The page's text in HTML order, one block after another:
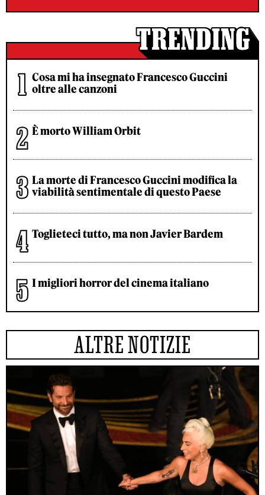
Cosa mi ha insegnato Francesco Guccini
oltre alle canzoni
È morto William Orbit
La morte di Francesco Guccini modifica la
viabilità sentimentale di questo Paese
Toglieteci tutto, ma non Javier Bardem
I migliori horror del cinema italiano
ALTRE NOTIZIE